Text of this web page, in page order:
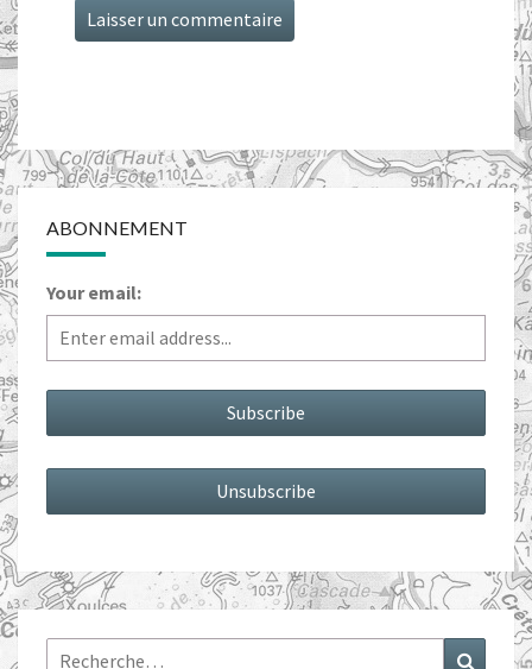
ABONNEMENT
Your email:
Rechercher :